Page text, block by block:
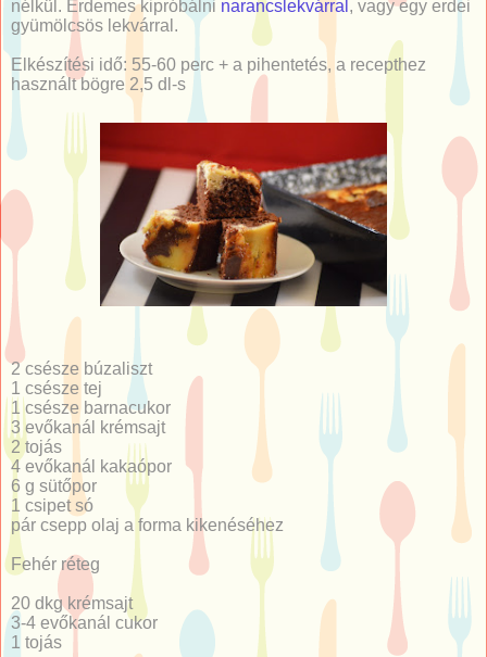
nélkül. Érdemes kipróbálni narancslekvárral , vagy egy erdei
gyümölcsös lekvárral.
Elkészítési idő: 55-60 perc + a pihentetés, a recepthez
használt bögre 2,5 dl-s
2 csésze búzaliszt
1 csésze tej
1 csésze barnacukor
3 evőkanál krémsajt
2 tojás
4 evőkanál kakaópor
6 g sütőpor
1 csipet só
pár csepp olaj a forma kikenéséhez
Fehér réteg
20 dkg krémsajt
3-4 evőkanál cukor
1 tojás